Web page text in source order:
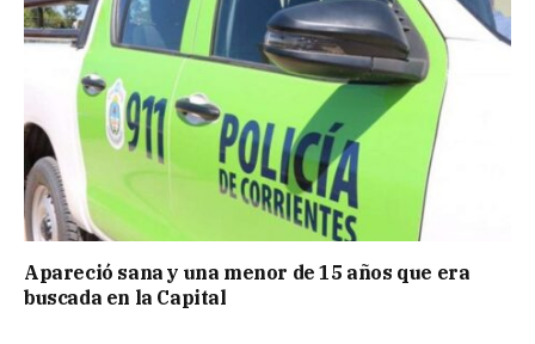
Apareció sana y una menor de 15 años que era
buscada en la Capital